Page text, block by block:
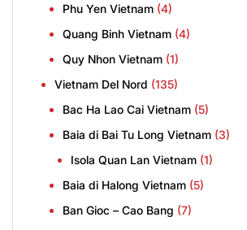
Phu Yen Vietnam (4)
Quang Binh Vietnam (4)
Quy Nhon Vietnam (1)
Vietnam Del Nord (135)
Bac Ha Lao Cai Vietnam (5)
Baia di Bai Tu Long Vietnam (3)
Isola Quan Lan Vietnam (1)
Baia di Halong Vietnam (5)
Ban Gioc – Cao Bang (7)